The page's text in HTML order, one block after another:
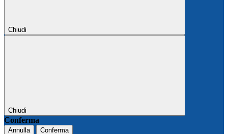
Chiudi
Chiudi
Conferma
Annulla Conferma